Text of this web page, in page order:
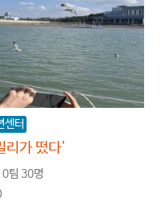
센터
리가 떴다'
팀 30명